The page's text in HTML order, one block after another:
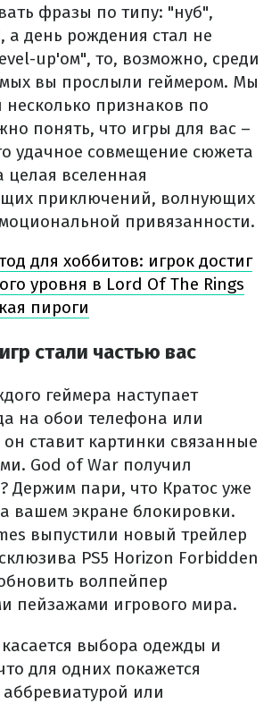
фразы по типу: "нуб",
а день рождения стал не
up'ом", то, возможно, среди
вы прослыли геймером. Мы
признаков по
понять, что игры для вас –
удачное совмещение сюжета
целая вселенная
приключений, волнующих
привязанности.
для хоббитов: игрок достиг
уровня в Lord Of The Rings
пироги
стали частью вас
геймера наступает
на обои телефона или
ставит картинки связанные
God of War получил
Держим пари, что Кратос уже
вашем экране блокировки.
выпустили новый трейлер
PS5 Horizon Forbidden
волпейпер
пейзажами игрового мира.
выбора одежды и
для одних покажется
или